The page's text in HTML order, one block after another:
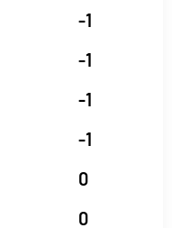
-1
-1
-1
-1
0
0